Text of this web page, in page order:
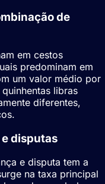
de
em cestos
predominam em
um valor médio por
libras
diferentes,
disputas
e disputa tem a
na taxa principal